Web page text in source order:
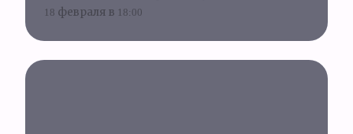
18 февраля в 18:00